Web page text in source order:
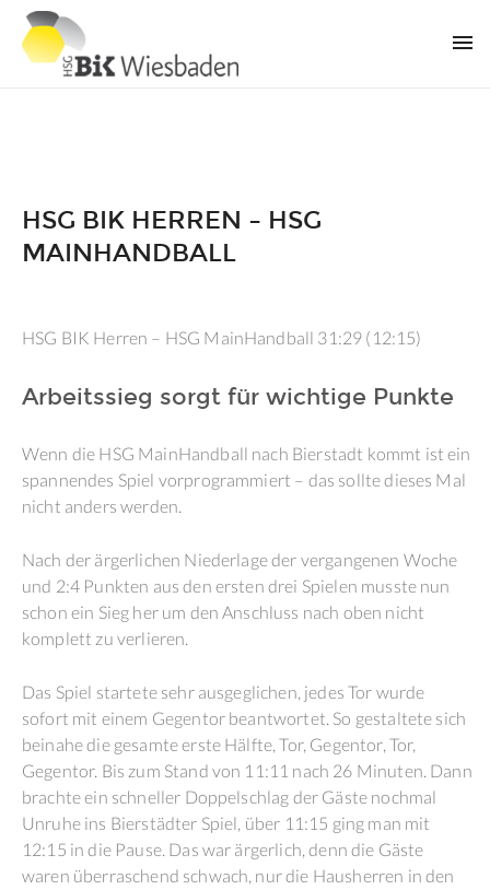
HSG BIK HERREN – HSG
MAINHANDBALL
HSG BIK Herren – HSG MainHandball 31:29 (12:15)
Arbeitssieg sorgt für wichtige Punkte
Wenn die HSG MainHandball nach Bierstadt kommt ist ein
spannendes Spiel vorprogrammiert – das sollte dieses Mal
nicht anders werden.
Nach der ärgerlichen Niederlage der vergangenen Woche
und 2:4 Punkten aus den ersten drei Spielen musste nun
schon ein Sieg her um den Anschluss nach oben nicht
komplett zu verlieren.
Das Spiel startete sehr ausgeglichen, jedes Tor wurde
sofort mit einem Gegentor beantwortet. So gestaltete sich
beinahe die gesamte erste Hälfte, Tor, Gegentor, Tor,
Gegentor. Bis zum Stand von 11:11 nach 26 Minuten. Dann
brachte ein schneller Doppelschlag der Gäste nochmal
Unruhe ins Bierstädter Spiel, über 11:15 ging man mit
12:15 in die Pause. Das war ärgerlich, denn die Gäste
waren überraschend schwach, nur die Hausherren in den